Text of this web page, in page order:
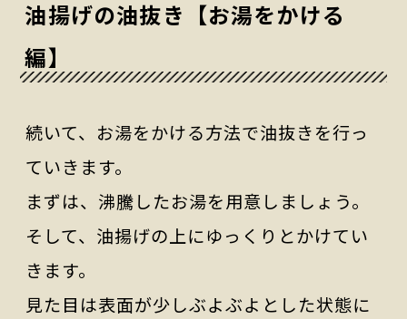
油揚げの油抜き【お湯をかける
編】
続いて、お湯をかける方法で油抜きを行っ
ていきます。
まずは、沸騰したお湯を用意しましょう。
そして、油揚げの上にゆっくりとかけてい
きます。
見た目は表面が少しぶよぶよとした状態に